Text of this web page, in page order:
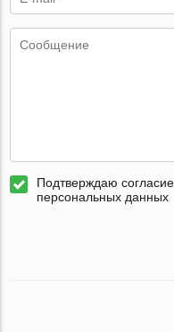
Подтверждаю
персональных данных